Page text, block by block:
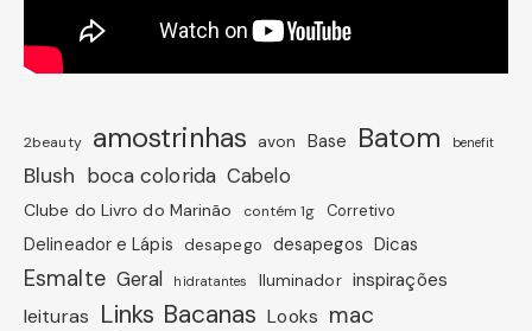
2beauty amostrinhas avon Base Batom benefit
Blush boca colorida Cabelo
Clube do Livro do Marinão contém 1g Corretivo
Delineador e Lápis desapego desapegos Dicas
Esmalte Geral hidratantes Iluminador inspirações
leituras Links Bacanas Looks mac